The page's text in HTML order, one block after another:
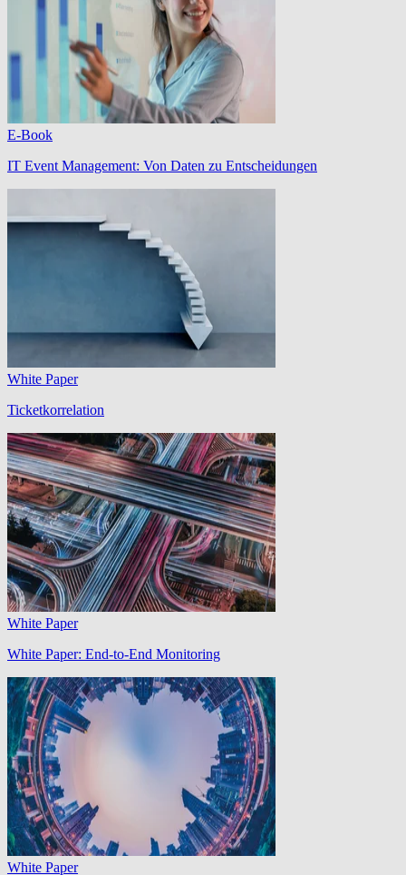
E-Book
IT Event Management: Von Daten zu Entscheidungen
White Paper
Ticketkorrelation
White Paper
White Paper: End-to-End Monitoring
White Paper